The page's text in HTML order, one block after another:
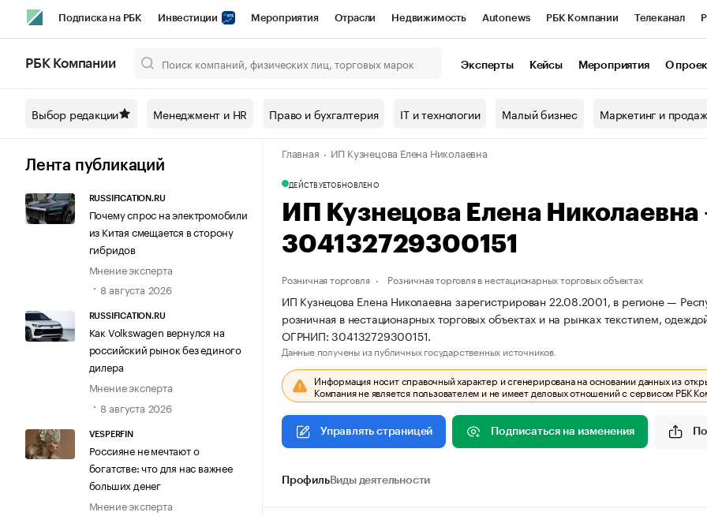
Подписка на РБК Инвестиции Мероприятия Отрасли Недвижимость Autonews РБК Компании Телеканал
Спецпроекты СПб Конференции СПб Спецпроекты Проверка контрагентов
Технологии и медиа Рынок наличной валюты
РБК Компании Эксперты Кейсы Мероприятия О
Выбор редакции Менеджмент и HR Право и бухгалтерия IT и технологии Малый бизнес Маркетинг и
Лента публикаций
RUSSIFICATION.RU
Почему спрос на электромобили
из Китая смещается в сторону
гибридов
Мнение эксперта
8 августа 2026
RUSSIFICATION.RU
Как Volkswagen вернулся на
российский рынок без единого
дилера
Мнение эксперта
8 августа 2026
VESPERFIN
Россияне не мечтают о
богатстве: что для нас важнее
больших денег
Мнение эксперта
Главная ИП Кузнецова Елена Николаевна
ДЕЙСТВУЕТОБНОВЛЕНО
ИП Кузнецова Елена
304132729300151
Розничная торговля Розничная торговля в нестационарных торговых объектах
ИП Кузнецова Елена Николаевна зарегистрирован 22.08.2001, в регионе —
розничная в нестационарных торговых объектах и на рынках текстилем,
ОГРНИП: 304132729300151.
Данные получены из публичных государственных источников.
Информация носит справочный характер и сгенерирована на основании данных из
Компания не является пользователем и не имеет деловых отношений с сервисом РБК
Управлять страницей Подписаться на изменения
ПрофильВиды деятельности